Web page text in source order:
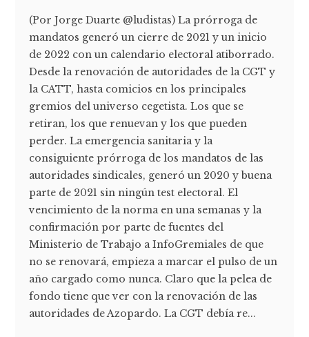
(Por Jorge Duarte @ludistas) La prórroga de
mandatos generó un cierre de 2021 y un inicio
de 2022 con un calendario electoral atiborrado.
Desde la renovación de autoridades de la CGT y
la CATT, hasta comicios en los principales
gremios del universo cegetista. Los que se
retiran, los que renuevan y los que pueden
perder. La emergencia sanitaria y la
consiguiente prórroga de los mandatos de las
autoridades sindicales, generó un 2020 y buena
parte de 2021 sin ningún test electoral. El
vencimiento de la norma en una semanas y la
confirmación por parte de fuentes del
Ministerio de Trabajo a InfoGremiales de que
no se renovará, empieza a marcar el pulso de un
año cargado como nunca. Claro que la pelea de
fondo tiene que ver con la renovación de las
autoridades de Azopardo. La CGT debía re...